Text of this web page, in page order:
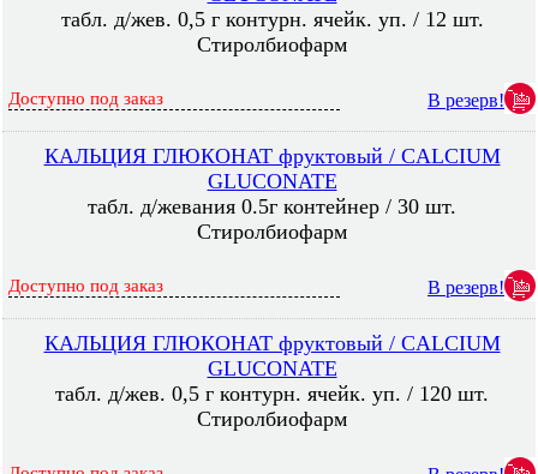
табл. д/жев. 0,5 г контурн. ячейк. уп. / 12 шт.
Стиролбиофарм
Доступно под заказ В резерв!
КАЛЬЦИЯ ГЛЮКОНАТ фруктовый / CALCIUM
GLUCONATE
табл. д/жевания 0.5г контейнер / 30 шт.
Стиролбиофарм
Доступно под заказ В резерв!
КАЛЬЦИЯ ГЛЮКОНАТ фруктовый / CALCIUM
GLUCONATE
табл. д/жев. 0,5 г контурн. ячейк. уп. / 120 шт.
Стиролбиофарм